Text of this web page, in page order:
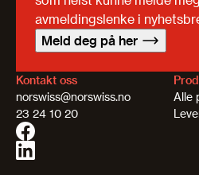
avmeldingslenke i
Meld deg på her
Kontakt oss
norswiss@norswiss.no
23 24 10 20
Alle